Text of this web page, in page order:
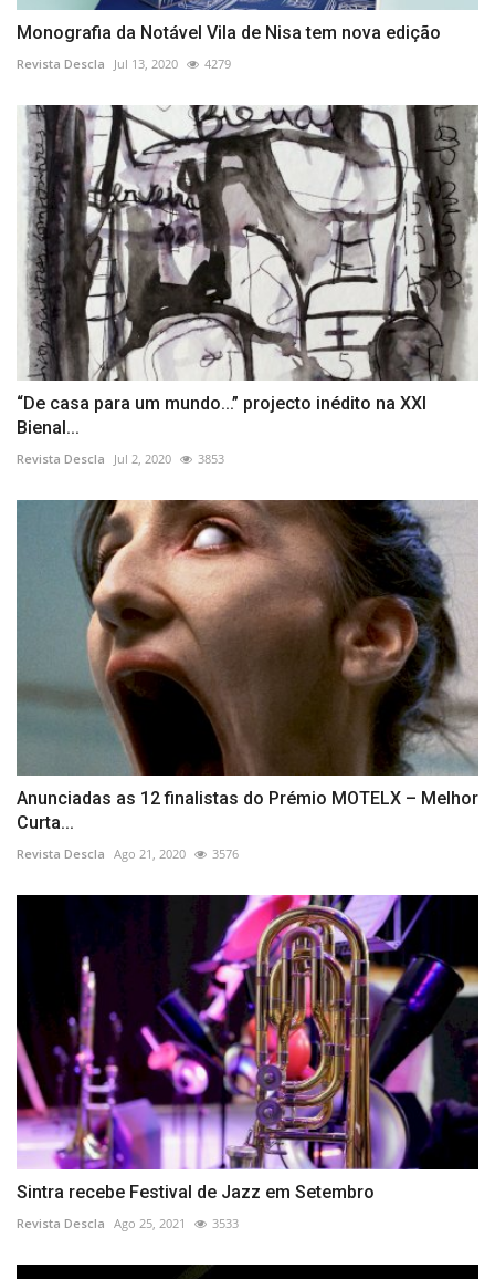
Monografia da Notável Vila de Nisa tem nova edição
Revista Descla Jul 13, 2020 4279
“De casa para um mundo...” projecto inédito na XXI
Bienal...
Revista Descla Jul 2, 2020 3853
Anunciadas as 12 finalistas do Prémio MOTELX – Melhor
Curta...
Revista Descla Ago 21, 2020 3576
Sintra recebe Festival de Jazz em Setembro
Revista Descla Ago 25, 2021 3533